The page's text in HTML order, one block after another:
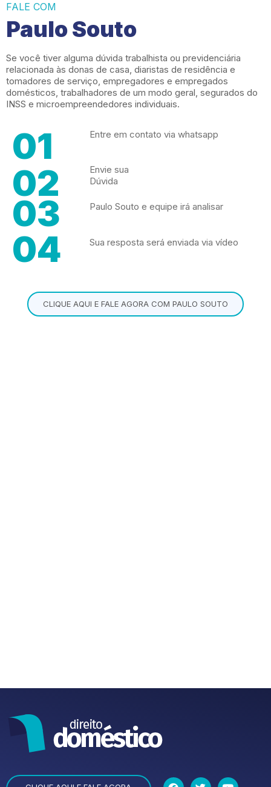
FALE COM
Paulo Souto
Se você tiver alguma dúvida trabalhista ou previdenciária
relacionada às donas de casa, diaristas de residência e
tomadores de serviço, empregadores e empregados
domésticos, trabalhadores de um modo geral, segurados do
INSS e microempreendedores individuais.
01 Entre em contato via whatsapp
02
Envie sua
Dúvida
03 Paulo Souto e equipe irá analisar
04 Sua resposta será enviada via vídeo
CLIQUE AQUI E FALE AGORA COM PAULO SOUTO